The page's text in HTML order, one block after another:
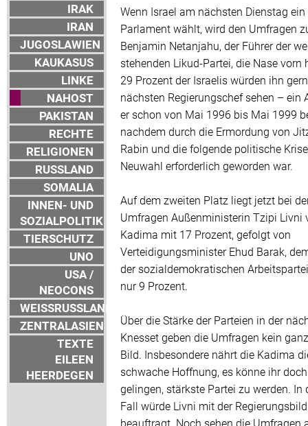
IRAK
IRAN
JUGOSLAWIEN
KAUKASUS
LINKE
NAHOST
PAKISTAN
RECHTE
RELIGIONEN
RUSSLAND
SOMALIA
INNEN- UND
SOZIALPOLITIK
TIERSCHUTZ
UNO
USA /
NEOCONS
WEISSRUSSLAND
ZENTRALASIEN
TEXTE
EILEEN
HEERDEGEN
Wenn Israel am nächsten Dienstag ein
Parlament wählt, wird den Umfragen
Benjamin Netanjahu, der Führer der
stehenden Likud-Partei, die Nase vorn
29 Prozent der Israelis würden ihn
nächsten Regierungschef sehen – ein
er schon von Mai 1996 bis Mai 1999
nachdem durch die Ermordung von
Rabin und die folgende politische
Neuwahl erforderlich geworden war.
Auf dem zweiten Platz liegt jetzt bei
Umfragen Außenministerin Tzipi Livni
Kadima mit 17 Prozent, gefolgt von
Verteidigungsminister Ehud Barak,
der sozialdemokratischen
nur 9 Prozent.
Über die Stärke der Parteien in der
Knesset geben die Umfragen kein
Bild. Insbesondere nährt die Kadima
schwache Hoffnung, es könne ihr
gelingen, stärkste Partei zu werden. In
Fall würde Livni mit der